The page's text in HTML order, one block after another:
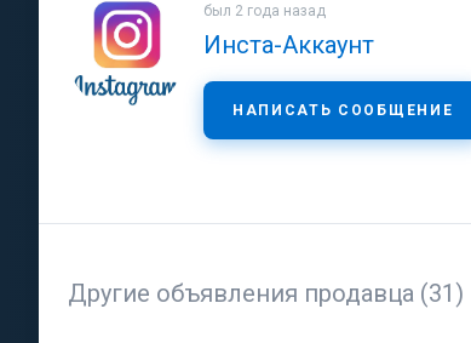
был 2 года назад
Инста-Аккаунт
НАПИСАТЬ СООБЩЕНИЕ
Другие объявления продавца (31)